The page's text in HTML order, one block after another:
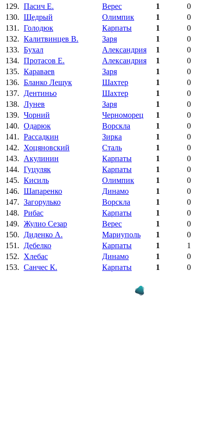
129. Пасич Е. Верес 1
0
130. Щедрый Олимпик 1
0
131. Голодюк Карпаты 1
0
132. Калитвинцев В. Заря 1
0
133. Бухал Александрия 1
0
134. Протасов Е. Александрия 1
0
135. Караваев Заря 1
0
136. Бланко Лещук Шахтер 1
0
137.
Дентиньо Шахтер 1
0
138. Лунев Заря 1
0
139. Чорний Черноморец 1
0
140. Одарюк Ворскла 1
0
141. Рассадкин Зирка 1
0
142.
Хоцяновский Сталь 1
0
143.
Акулинин Карпаты 1
0
144. Гуцуляк Карпаты 1
0
145. Кисиль Олимпик 1
0
146. Шапаренко Динамо 1
0
147. Загорулько Ворскла 1
0
148. Рибас Карпаты 1
0
149. Жулио Сезар Верес 1
0
150.
Диденко А. Мариуполь 1
0
151.
Дебелко Карпаты 1
1
152.
Хлебас Динамо 1
0
153. Санчес К. Карпаты 1 0